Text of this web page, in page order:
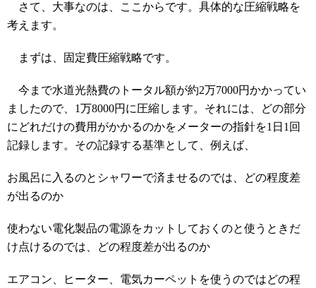
さて、大事なのは、ここからです。具体的な圧縮戦略を
考えます。
まずは、固定費圧縮戦略です。
今まで水道光熱費のトータル額が約2万7000円かかってい
ましたので、1万8000円に圧縮します。それには、どの部分
にどれだけの費用がかかるのかをメーターの指針を1日1回
記録します。その記録する基準として、例えば、
お風呂に入るのとシャワーで済ませるのでは、どの程度差
が出るのか
使わない電化製品の電源をカットしておくのと使うときだ
け点けるのでは、どの程度差が出るのか
エアコン、ヒーター、電気カーペットを使うのではどの程